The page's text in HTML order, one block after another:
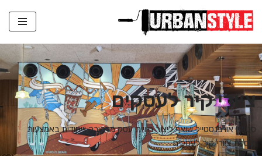
Skip
to
content
ציורי קיר לעסקים
סטודיו אורבנסטייל שואף ליצור חוויית עסק מרהיבה וייחודית באמצעות
הוספת ציורי קיר לעסקים